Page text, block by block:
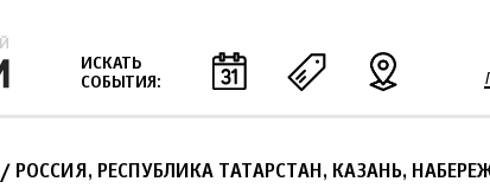
ИСКАТЬ
СОБЫТИЯ:
/ РОССИЯ, РЕСПУБЛИКА ТАТАРСТАН, КАЗАНЬ,